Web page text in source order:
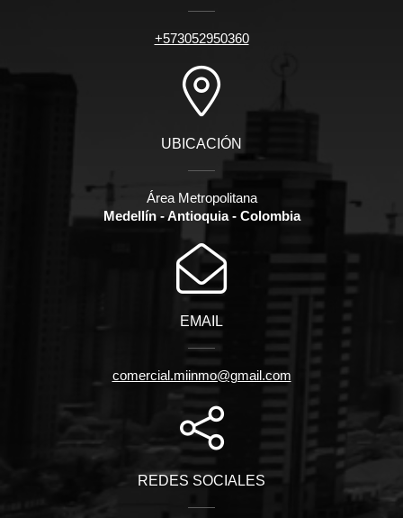
+573052950360
UBICACIÓN
Área Metropolitana
Medellín - Antioquia - Colombia
EMAIL
comercial.miinmo@gmail.com
REDES SOCIALES